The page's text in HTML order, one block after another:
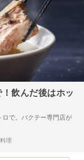
飲んだ後はホッ
で。バクテー専門店が
理